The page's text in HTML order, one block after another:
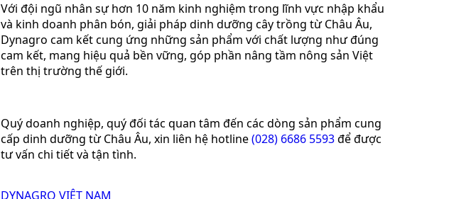
Với đội ngũ nhân sự hơn 10 năm kinh nghiệm trong lĩnh vực nhập khẩu
và kinh doanh phân bón, giải pháp dinh dưỡng cây trồng từ Châu Âu,
Dynagro cam kết cung ứng những sản phẩm với chất lượng như đúng
cam kết, mang hiệu quả bền vững, góp phần nâng tầm nông sản Việt
trên thị trường thế giới.
Quý doanh nghiệp, quý đối tác quan tâm đến các dòng sản phẩm cung
cấp dinh dưỡng từ Châu Âu, xin liên hệ hotline(028) 6686 5593để được
tư vấn chi tiết và tận tình.
DYNAGRO VIỆT NAM